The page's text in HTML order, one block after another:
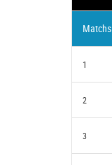
Matchs
1
2
3